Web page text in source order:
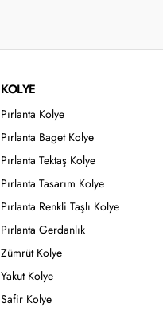
KOLYE
Pırlanta Kolye
Pırlanta Baget Kolye
Pırlanta Tektaş Kolye
Pırlanta Tasarım Kolye
Pırlanta Renkli Taşlı Kolye
Pırlanta Gerdanlık
Zümrüt Kolye
Yakut Kolye
Safir Kolye